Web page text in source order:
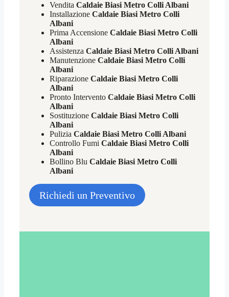
Vendita Caldaie Biasi Metro Colli Albani
Installazione Caldaie Biasi Metro Colli
Albani
Prima Accensione Caldaie Biasi Metro Colli
Albani
Assistenza Caldaie Biasi Metro Colli Albani
Manutenzione Caldaie Biasi Metro Colli
Albani
Riparazione Caldaie Biasi Metro Colli
Albani
Pronto Intervento Caldaie Biasi Metro Colli
Albani
Sostituzione Caldaie Biasi Metro Colli
Albani
Pulizia Caldaie Biasi Metro Colli Albani
Controllo Fumi Caldaie Biasi Metro Colli
Albani
Bollino Blu Caldaie Biasi Metro Colli
Albani
Richiedi un Preventivo